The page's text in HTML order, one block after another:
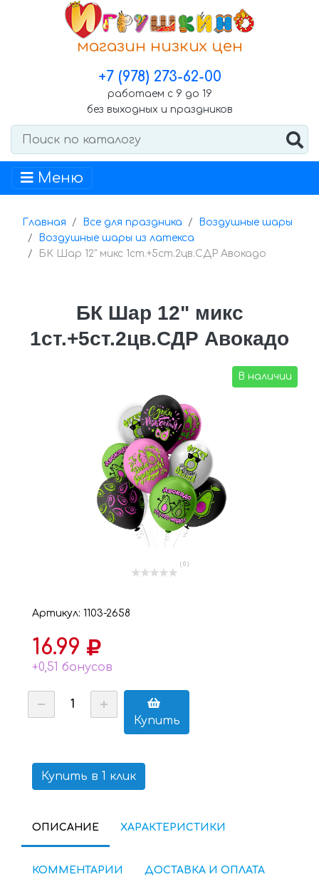
магазин низких цен
+7 (978) 273-62-00
работаем с 9 до 19
без выходных и праздников
Меню
Главная Все для праздника
Воздушные шары
Воздушные шары из латекса
БК Шар 12" микс 1ст.+5ст.2цв.СДР Авокадо
БК Шар 12" микс
1ст.+5ст.2цв.СДР Авокадо
В наличии
( 0 )
Артикул: 1103-2658
16.99
+0,51 бонусов
Купить
Купить в 1 клик
ОПИСАНИЕ ХАРАКТЕРИСТИКИ
КОММЕНТАРИИ ДОСТАВКА И ОПЛАТА